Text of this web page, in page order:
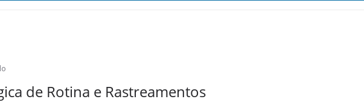
de Rotina e Rastreamentos